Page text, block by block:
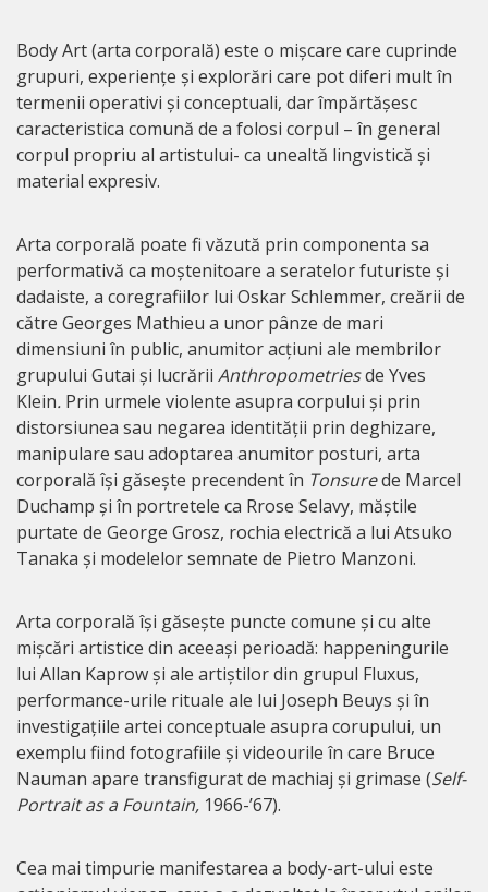
Body Art (arta corporală) este o mișcare care cuprinde
grupuri, experiențe și explorări care pot diferi mult în
termenii operativi și conceptuali, dar împărtășesc
caracteristica comună de a folosi corpul – în general
corpul propriu al artistului- ca unealtă lingvistică și
material expresiv.
Arta corporală poate fi văzută prin componenta sa
performativă ca moștenitoare a seratelor futuriste și
dadaiste, a coregrafiilor lui Oskar Schlemmer, creării de
către Georges Mathieu a unor pânze de mari
dimensiuni în public, anumitor acțiuni ale membrilor
grupului Gutai și lucrării Anthropometriesde Yves
Klein. Prin urmele violente asupra corpului și prin
distorsiunea sau negarea identității prin deghizare,
manipulare sau adoptarea anumitor posturi, arta
corporală își găsește precendent în Tonsurede Marcel
Duchamp și în portretele ca Rrose Selavy, măștile
purtate de George Grosz, rochia electrică a lui Atsuko
Tanaka și modelelor semnate de Pietro Manzoni.
Arta corporală își găsește puncte comune și cu alte
mișcări artistice din aceeași perioadă: happeningurile
lui Allan Kaprow și ale artiștilor din grupul Fluxus,
performance-urile rituale ale lui Joseph Beuys și în
investigațiile artei conceptuale asupra corupului, un
exemplu fiind fotografiile și videourile în care Bruce
Nauman apare transfigurat de machiaj și grimase (Self-
Portrait as a Fountain, 1966-’67).
Cea mai timpurie manifestarea a body-art-ului este